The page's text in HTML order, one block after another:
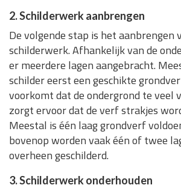
2. Schilderwerk aanbrengen
De volgende stap is het aanbrengen
schilderwerk. Afhankelijk van de
er meerdere lagen aangebracht.
schilder eerst een geschikte
voorkomt dat de ondergrond te veel
zorgt ervoor dat de verf strakjes
Meestal is één laag grondverf
bovenop worden vaak één of twee
overheen geschilderd.
3. Schilderwerk onderhouden